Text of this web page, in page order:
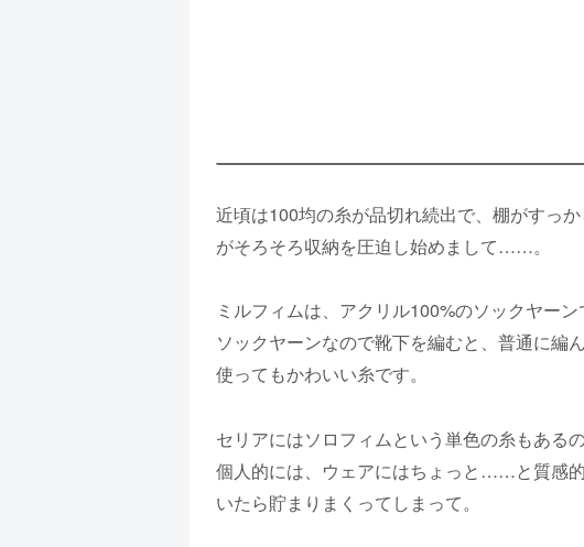
近頃は100均の糸が品切れ続出で、棚がすっ
がそろそろ収納を圧迫し始めまして……。
ミルフィムは、アクリル100%のソックヤーン
ソックヤーンなので靴下を編むと、普通に編
使ってもかわいい糸です。
セリアにはソロフィムという単色の糸もある
個人的には、ウェアにはちょっと……と質感
いたら貯まりまくってしまって。